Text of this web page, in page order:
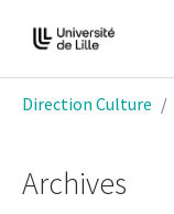
Direction Culture
Archives